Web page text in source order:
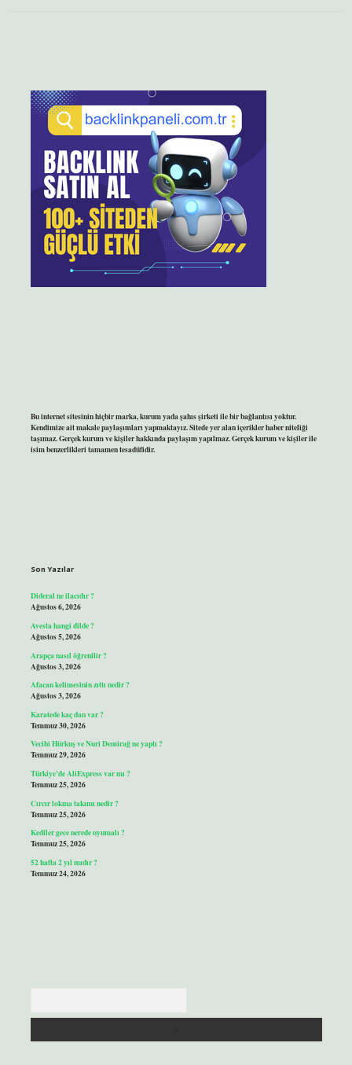
Bu internet sitesinin hiçbir marka, kurum yada şahıs şirketi ile bir bağlantısı yoktur.
Kendimize ait makale paylaşımları yapmaktayız. Sitede yer alan içerikler haber niteliği
taşımaz. Gerçek kurum ve kişiler hakkında paylaşım yapılmaz. Gerçek kurum ve kişiler ile
isim benzerlikleri tamamen tesadüfidir.
Son Yazılar
Dideral ne ilacıdır ?
Ağustos 6, 2026
Avesta hangi dilde ?
Ağustos 5, 2026
Arapça nasıl öğrenilir ?
Ağustos 3, 2026
Afacan kelimesinin zıttı nedir ?
Ağustos 3, 2026
Karatede kaç dan var ?
Temmuz 30, 2026
Vecihi Hürkuş ve Nuri Demirağ ne yaptı ?
Temmuz 29, 2026
Türkiye’de AliExpress var mı ?
Temmuz 25, 2026
Cırcır lokma takımı nedir ?
Temmuz 25, 2026
Kediler gece nerede uyumalı ?
Temmuz 25, 2026
52 hafta 2 yıl mıdır ?
Temmuz 24, 2026